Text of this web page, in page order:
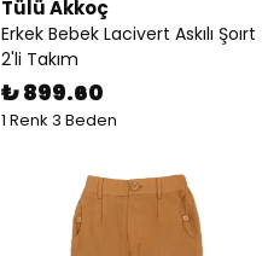
Tülü Akkoç
Erkek Bebek Lacivert Askılı Şoırt
2'li Takım
₺ 899.60
1 Renk 3 Beden